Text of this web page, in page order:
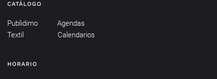
CATÁLOGO
Publidimo
Agendas
Textil
Calendarios
HORARIO